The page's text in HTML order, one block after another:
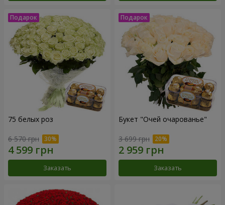
75 белых роз
6 570 грн
Заказать
Букет "Очей очарованье"
3 699 грн
Заказать